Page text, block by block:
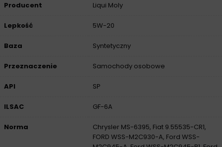
Producent Liqui Moly
Lepkość 5W-20
Baza Syntetyczny
Przeznaczenie Samochody osobowe
API SP
ILSAC GF-6A
Norma
Chrysler MS-6395, Fiat 9.55535-CR1,
FORD WSS-M2C930-A, Ford WSS-